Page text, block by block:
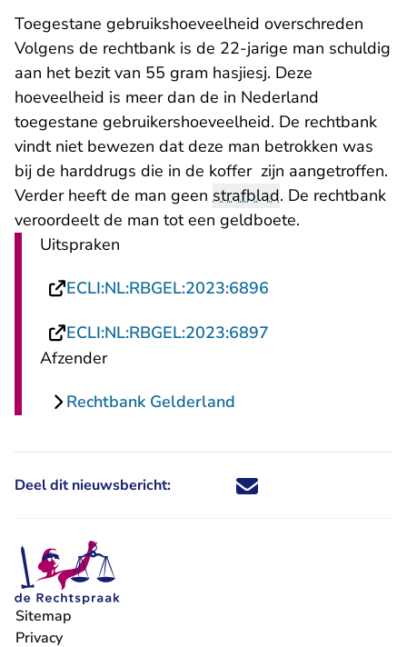
Toegestane gebruikshoeveelheid overschreden
Volgens de rechtbank is de 22-jarige man schuldig
aan het bezit van 55 gram hasjiesj. Deze
hoeveelheid is meer dan de in Nederland
toegestane gebruikershoeveelheid. De rechtbank
vindt niet bewezen dat deze man betrokken was
bij de harddrugs die in de koffer zijn aangetroffen.
Verder heeft de man geen strafblad. De rechtbank
veroordeelt de man tot een geldboete.
Uitspraken
ECLI:NL:RBGEL:2023:6896
ECLI:NL:RBGEL:2023:6897
Afzender
Rechtbank Gelderland
Deel dit nieuwsbericht: Deel dit nieuwsbericht via X -
Deel dit nieuwsbericht via
Deel dit nieuwsbericht
Deel dit
Sitemap
Privacy